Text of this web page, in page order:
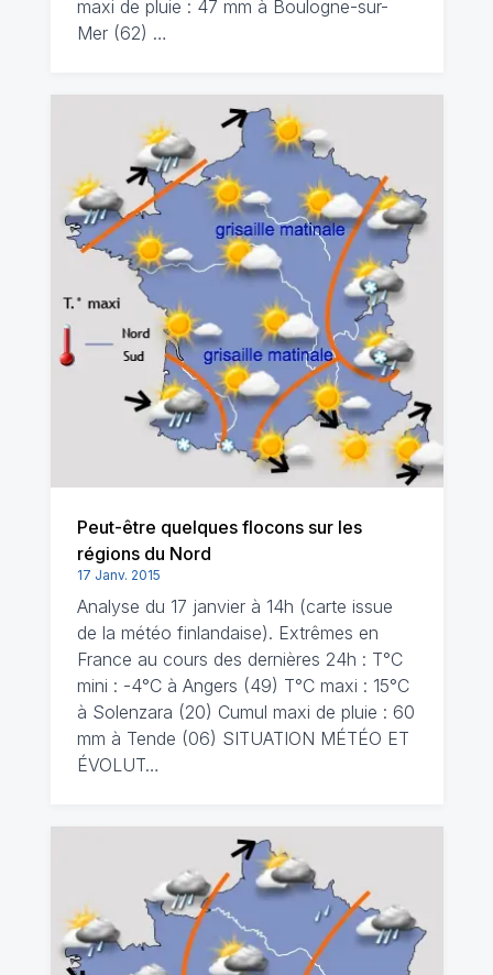
maxi de pluie : 47 mm à Boulogne-sur-
Mer (62) …
Peut-être quelques flocons sur les
régions du Nord
17 Janv. 2015
Analyse du 17 janvier à 14h (carte issue
de la météo finlandaise). Extrêmes en
France au cours des dernières 24h : T°C
mini : -4°C à Angers (49) T°C maxi : 15°C
à Solenzara (20) Cumul maxi de pluie : 60
mm à Tende (06) SITUATION MÉTÉO ET
ÉVOLUT…